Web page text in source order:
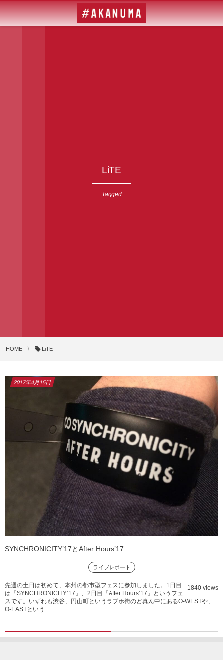
LiTE
Tagged
HOME LiTE
2017年4月15日
SYNCHRONICITY’17とAfter Hours’17
ライブレポート
1840 views
先週の土日は初めて、本州の都市型フェスに参加しました。1日目
は『SYNCHRONICITY’17』、2日目『After Hours’17』というフェ
スです。いずれも渋谷、円山町というラブホ街のど真ん中にあるO-WESTや、
O-EASTという...